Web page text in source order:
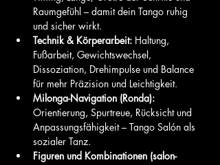
Raumgefühl – damit dein Tango ruhig
und sicher wirkt.
Technik & Körperarbeit: Haltung,
Fußarbeit, Gewichtswechsel,
Dissoziation, Drehimpulse und Balance
für mehr Präzision und Leichtigkeit.
Milonga-Navigation (Ronda):
Orientierung, Spurtreue, Rücksicht und
Anpassungsfähigkeit – Tango Salón als
sozialer Tanz.
Figuren und Kombinationen (salon-